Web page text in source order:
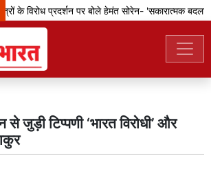
के विरोध प्रदर्शन पर बोले हेमंत सोरेन- 'सकारात्मक बदलावों
से जुड़ी टिप्पणी ‘भारत विरोधी’ और